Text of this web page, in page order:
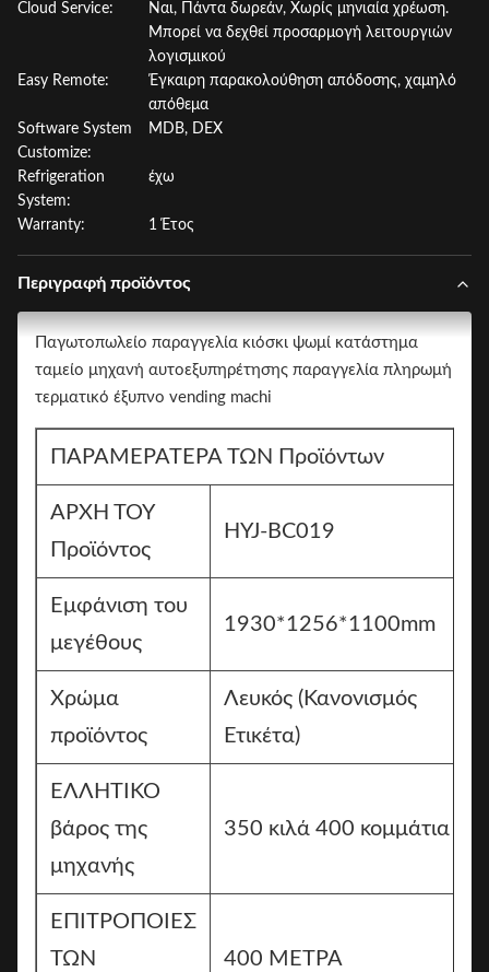
Cloud Service:
Ναι, Πάντα δωρεάν, Χωρίς μηνιαία χρέωση.
Μπορεί να δεχθεί προσαρμογή λειτουργιών
λογισμικού
Easy Remote:
Έγκαιρη παρακολούθηση απόδοσης, χαμηλό
απόθεμα
Software System
Customize:
MDB, DEX
Refrigeration
System:
έχω
Warranty: 1 Έτος
Περιγραφή προϊόντος
Παγωτοπωλείο παραγγελία κιόσκι ψωμί κατάστημα
ταμείο μηχανή αυτοεξυπηρέτησης παραγγελία πληρωμή
τερματικό έξυπνο vending machi
ΠΑΡΑΜΕΡΑΤΕΡΑ ΤΩΝ Προϊόντων
ΑΡΧΗ ΤΟΥ
Προϊόντος
HYJ-BC019
Εμφάνιση του
μεγέθους
1930*1256*1100mm
Χρώμα
προϊόντος
Λευκός (Κανονισμός
Ετικέτα)
ΕΛΛΗΤΙΚΟ
βάρος της
μηχανής
350 κιλά 400 κομμάτια
ΕΠΙΤΡΟΠΟΙΕΣ
ΤΩΝ
400 ΜΕΤΡΑ